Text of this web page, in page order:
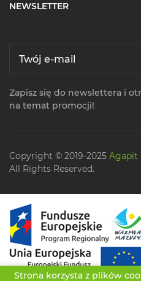
Strona korzysta z plików
NEWSLETTER
Zapisz się do newslettera i
na temat promocji!
Copyright © 2019-2025 Agapit
All Rights Reserved.